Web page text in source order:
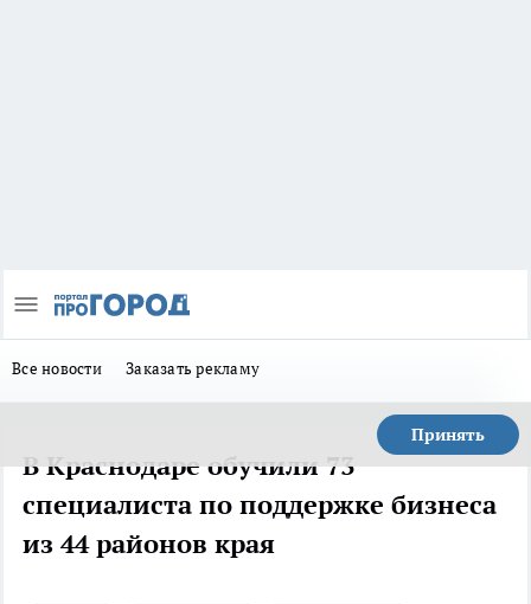
Все новости Заказать рекламу
Принять
В Краснодаре обучили 73
специалиста по поддержке бизнеса
из 44 районов края